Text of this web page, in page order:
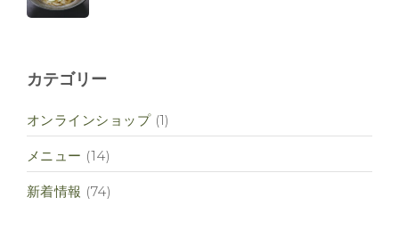
カテゴリー
オンラインショップ(1)
メニュー (14)
新着情報 (74)